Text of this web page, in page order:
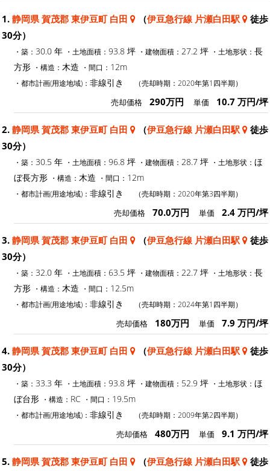
1. 静岡県 賀茂郡 東伊豆町 白田 （伊豆急行線 片瀬白田駅
徒歩
30分）
・築： 30.0 年 ・土地面積： 93.8 坪 ・建物面積： 27.2 坪 ・土地形状： 長
方形 ・構造： 木造 ・間口： 12m
・都市計画(用途地域)： 非線引き （売却時期：2020年第1四半期）
売却価格 290万円 単価 10.7 万円/坪
2. 静岡県 賀茂郡 東伊豆町 白田 （伊豆急行線 片瀬白田駅
徒歩
30分）
・築： 30.5 年 ・土地面積： 96.8 坪 ・建物面積： 28.7 坪 ・土地形状： ほ
ぼ長方形 ・構造： 木造 ・間口： 12m
・都市計画(用途地域)： 非線引き （売却時期：2020年第3四半期）
売却価格 70.0万円 単価 2.4 万円/坪
3. 静岡県 賀茂郡 東伊豆町 白田 （伊豆急行線 片瀬白田駅
徒歩
30分）
・築： 32.0 年 ・土地面積： 63.5 坪 ・建物面積： 22.7 坪 ・土地形状： 長
方形 ・構造： 木造 ・間口： 12.5m
・都市計画(用途地域)： 非線引き （売却時期：2024年第1四半期）
売却価格 180万円 単価 7.9 万円/坪
4. 静岡県 賀茂郡 東伊豆町 白田 （伊豆急行線 片瀬白田駅
徒歩
30分）
・築： 33.3 年 ・土地面積： 93.8 坪 ・建物面積： 52.9 坪 ・土地形状： ほ
ぼ台形 ・構造： RC ・間口： 19.5m
・都市計画(用途地域)： 非線引き （売却時期：2009年第2四半期）
売却価格 480万円 単価 9.1 万円/坪
5. 静岡県 賀茂郡 東伊豆町 白田 （伊豆急行線 片瀬白田駅
徒歩